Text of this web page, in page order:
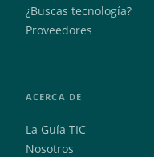
¿Buscas tecnología?
Proveedores
ACERCA DE
La Guía TIC
Nosotros